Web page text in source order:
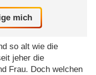
mich
so alt wie die
jeher die
Frau. Doch welchen